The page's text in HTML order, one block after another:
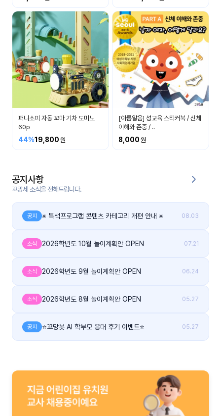
커
뮤
니
티
공지
사항
이벤
트
우리
들의
이야
기
후기
게시
그
퍼니소피 자동 꼬마 기차 도미노
60p
44%19,800
[아름알음] 성교육 스티커북 / 신체
이해와 존중 / ..
8,000
공지사항
꼬망세 소식을 전해드립니다.
공지 ※ 특색프로그램 콘텐츠 카테고리 개편 안내 ※ 08.03
소식 2026학년도 10월 놀이계획안 OPEN 07.21
소식 2026학년도 9월 놀이계획안 OPEN 06.24
소식 2026학년도 8월 놀이계획안 OPEN 05.27
공지 ⭐꼬망봇 AI 학부모 응대 후기 이벤트⭐ 05.27